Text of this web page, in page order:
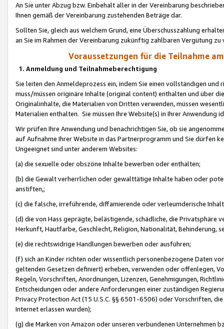
An Sie unter Abzug bzw. Einbehalt aller in der Vereinbarung
Ihnen gemäß der Vereinbarung zustehenden Beträge dar.
Sollten Sie, gleich aus welchem Grund, eine Überschusszahlung
an Sie im Rahmen der Vereinbarung zukünftig zahlbaren Vergütung zu
Voraussetzungen für die Teilnahme
1. Anmeldung und Teilnahmeberechtigung
Sie leiten den Anmeldeprozess ein, indem Sie einen vollständigen
muss/müssen originäre Inhalte (original content) enthalten und über
Originalinhalte, die Materialien von Dritten verwenden, müssen
Materialien enthalten. Sie müssen Ihre Website(s) in Ihrer Anwendung
Wir prüfen Ihre Anwendung und benachrichtigen Sie, ob sie
auf Aufnahme Ihrer Website in das Partnerprogramm und Sie dürfen
Ungeeignet sind unter anderem Websites:
(a) die sexuelle oder obszöne Inhalte bewerben oder enthalten;
(b) die Gewalt verherrlichen oder gewalttätige Inhalte haben oder
anstiften,;
(c) die falsche, irreführende, diffamierende oder verleumderische
(d) die von Hass geprägte, belästigende, schädliche, die Privatsphäre
Herkunft, Hautfarbe, Geschlecht, Religion, Nationalität, Behinderung,
(e) die rechtswidrige Handlungen bewerben oder ausführen;
(f) sich an Kinder richten oder wissentlich personenbezogene Daten
geltenden Gesetzen definiert) erheben, verwenden oder offenlegen,
Regeln, Vorschriften, Anordnungen, Lizenzen, Genehmigungen,
Entscheidungen oder andere Anforderungen einer zuständigen
Privacy Protection Act (15 U.S.C. §§ 6501-6506) oder Vorschriften,
Internet erlassen wurden);
(g) die Marken von Amazon oder unseren verbundenen Unternehmen